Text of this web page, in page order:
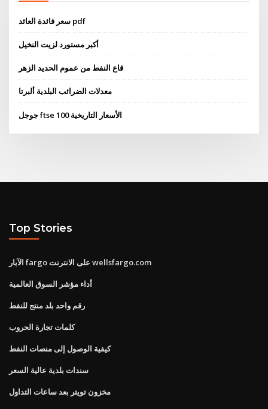
سعر فائدة العائد pdf
أكبر مستورد لزيت النخيل
قاع النفط من عموم الحديد الزهر
معدلات الضرائب البلدية ألبرتا
جوجل ftse 100 الأسعار التاريخية
Top Stories
الآبار fargo على الانترنت wellsfargo.com
أداء مؤشر السوق العالمية
رقم واحد بلد منتج للنفط
كلمات تجارة الحروب
كيفية الوصول إلى منصات النفط
سندات بلدية عالية السعر
مخزون تويتر بعد ساعات التداول